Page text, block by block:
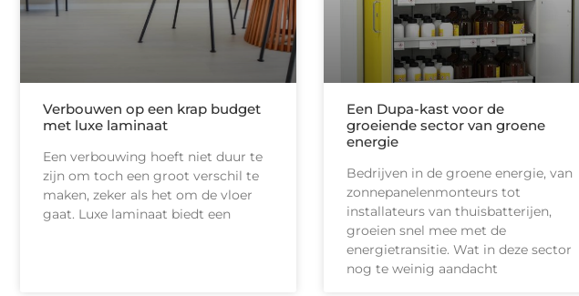
Verbouwen op een krap budget
met luxe laminaat
Een verbouwing hoeft niet duur te
zijn om toch een groot verschil te
maken, zeker als het om de vloer
gaat. Luxe laminaat biedt een
Een Dupa-kast voor de
groeiende sector van groene
energie
Bedrijven in de groene energie, van
zonnepanelenmonteurs tot
installateurs van thuisbatterijen,
groeien snel mee met de
energietransitie. Wat in deze sector
nog te weinig aandacht